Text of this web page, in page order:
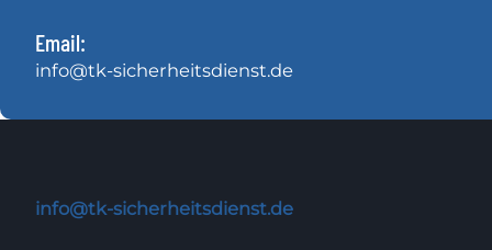
Email:
info@tk-sicherheitsdienst.de
info@tk-sicherheitsdienst.de